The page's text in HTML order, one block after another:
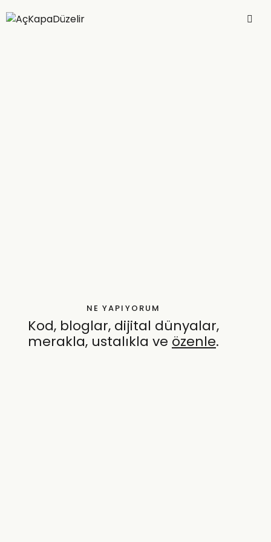
NE YAPIYORUM
Kod, bloglar, dijital dünyalar,
merakla, ustalıkla ve özenle.